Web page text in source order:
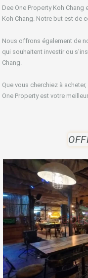
Dee One Property Koh
Koh Chang. Notre but est de
Nous offrons également de
qui souhaitent investir ou
Chang.
Que vous cherchiez à
One Property est votre